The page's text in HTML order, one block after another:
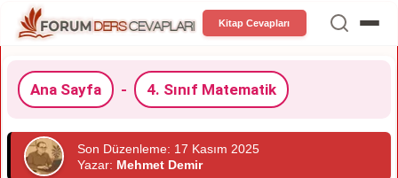
Kitap Cevapları
Ana Sayfa - 4. Sınıf Matematik
Son Düzenleme: 17 Kasım 2025
Yazar: Mehmet Demir